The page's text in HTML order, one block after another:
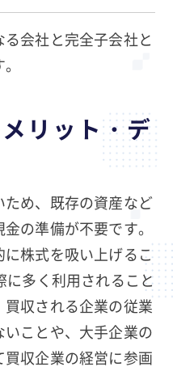
会社と完全子会社と
リット・デ
め、既存の資産など
の準備が不要です。
株式を吸い上げるこ
に多く利用されること
収される企業の従業
ことや、大手企業の
収企業の経営に参画